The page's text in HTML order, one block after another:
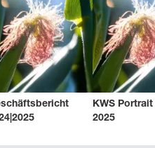
KWS
2025